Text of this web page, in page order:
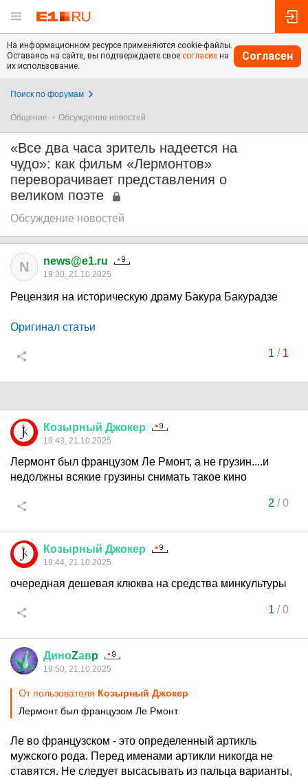
На информационном ресурсе применяются cookie-файлы.
Оставаясь на сайте, вы подтверждаете свое согласие на
их использование.
Согласен
Поиск по форумам
Общение Обсуждение новостей
«Все два часа зритель надеется на
чудо»: как фильм «Лермонтов»
переворачивает представления о
великом поэте
Обсуждение новостей
N news@e1.ru
19:30, 21.10.2025
Рецензия на историческую драму Бакура Бакурадзе
Оригинал статьи
1 / 1
Козырный Джокер
19:43, 21.10.2025
Лермонт был французом Ле Рмонт, а не грузин....и
недолжны всякие грузины снимать такое кино
2 /0
Козырный Джокер
19:44, 21.10.2025
очередная дешевая клюква на средства минкультуры
1 /0
ДиноZавp
19:50, 21.10.2025
От пользователя Козырный Джокер
Лермонт был французом Ле Рмонт
Ле во французском - это определенный артикль
мужского рода. Перед именами артикли никогда не
ставятся. Не следует высасывать из пальца варианты,